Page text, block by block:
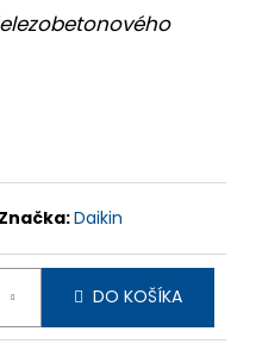
Značka:Daikin
DO KOŠÍKA